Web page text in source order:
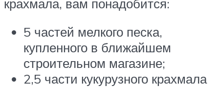
крахмала, вам понадобится:
5 частей мелкого песка,
купленного в ближайшем
строительном магазине;
2,5 части кукурузного крахмала